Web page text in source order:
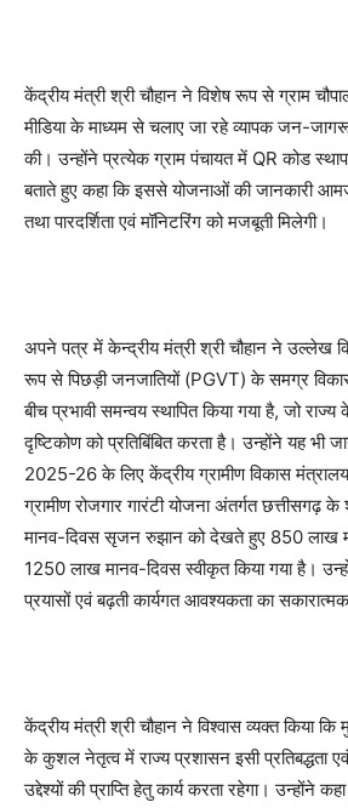
केंद्रीय मंत्री श्री चौहान ने विशेष रूप से ग्राम
मीडिया के माध्यम से चलाए जा रहे व्यापक जन-
की। उन्होंने प्रत्येक ग्राम पंचायत में QR कोड
बताते हुए कहा कि इससे योजनाओं की जानकारी
तथा पारदर्शिता एवं मॉनिटरिंग को मजबूती मिलेगी।
अपने पत्र में केन्द्रीय मंत्री श्री चौहान ने उल्लेख
रूप से पिछड़ी जनजातियों (PGVT) के समग्र
बीच प्रभावी समन्वय स्थापित किया गया है, जो
दृष्टिकोण को प्रतिबिंबित करता है। उन्होंने यह भी
2025-26 के लिए केंद्रीय ग्रामीण विकास मंत्रालय
ग्रामीण रोजगार गारंटी योजना अंतर्गत छत्तीसगढ़
मानव-दिवस सृजन रुझान को देखते हुए 850 लाख
1250 लाख मानव-दिवस स्वीकृत किया गया है।
प्रयासों एवं बढ़ती कार्यगत आवश्यकता का सकारात्मक
केंद्रीय मंत्री श्री चौहान ने विश्वास व्यक्त किया कि
के कुशल नेतृत्व में राज्य प्रशासन इसी प्रतिबद्धता
उद्देश्यों की प्राप्ति हेतु कार्य करता रहेगा। उन्होंने